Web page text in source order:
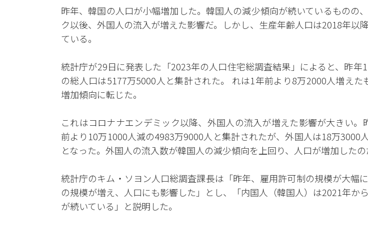
昨年、韓国の人口が小幅増加した。韓国人の減少傾向が続いているものの
ク以後、外国人の流入が増えた影響だ。しかし、生産年齢人口は2018年以
ている。
統計庁が29日に発表した「2023年の人口住宅総調査結果」によると、昨年
の総人口は5177万5000人と集計された。 れは1年前より8万2000人増えた
増加傾向に転じた。
これはコロナナエンデミック以降、外国人の流入が増えた影響が大きい。
前より10万1000人減の4983万9000人と集計されたが、外国人は18万3000
となった。外国人の流入数が韓国人の減少傾向を上回り、人口が増加したの
統計庁のキム・ソヨン人口総調査課長は「昨年、雇用許可制の規模が大幅
の規模が増え、人口にも影響した」とし、「内国人（韓国人）は2021年か
が続いている」と説明した。